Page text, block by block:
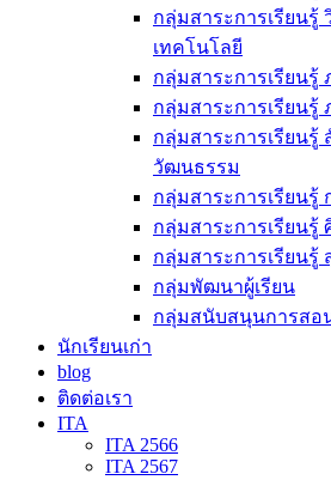
กลุ่มสาระการเรียนรู้
เทคโนโลยี
กลุ่มสาระการเรียนรู้
กลุ่มสาระการเรียนรู้
กลุ่มสาระการเรียนรู้
วัฒนธรรม
กลุ่มสาระการเรียนรู้
กลุ่มสาระการเรียนรู้
กลุ่มสาระการเรียน
กลุ่มพัฒนาผู้เรียน
กลุ่มสนับสนุนการสอ
นักเรียนเก่า
blog
ติดต่อเรา
ITA
ITA 2566
ITA 2567